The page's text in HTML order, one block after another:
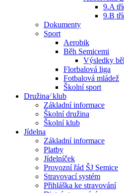
9.A
9.B
Dokumenty
Sport
Aerobik
Běh Semicemi
Výsledky
Florbalová liga
Fotbalová mládež
Školní sport
Družina⁄ klub
Základní informace
Školní družina
Školní klub
Jídelna
Základní informace
Platby
Jídelníček
Provozní řád ŠJ Semice
Stravovací systém
Přihláška ke stravování